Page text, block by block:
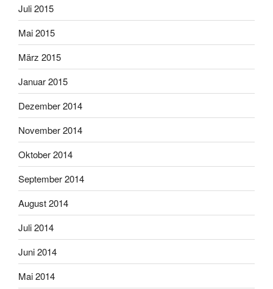
Juli 2015
Mai 2015
März 2015
Januar 2015
Dezember 2014
November 2014
Oktober 2014
September 2014
August 2014
Juli 2014
Juni 2014
Mai 2014